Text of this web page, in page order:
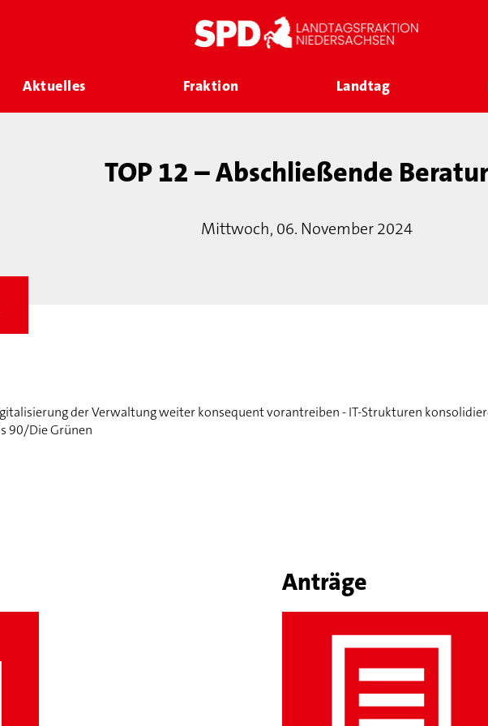
Aktuelles Fraktion Landtag
TOP 12 – Abschließende
Mittwoch, 06. November 2024
der Verwaltung weiter konsequent vorantreiben - IT-Strukturen
90/Die Grünen
Anträge